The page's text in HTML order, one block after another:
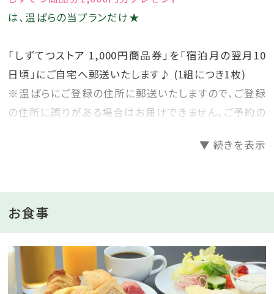
は、温ぱらの当プランだけ★
「しずてつストア 1,000円商品券」を「宿泊月の翌月10
日頃」にご自宅へ郵送いたします♪ (1組につき1枚)
※温ぱらにご登録の住所に郵送いたしますので、ご登録
の住所に誤りがある場合はお届けできません。ご予約の
日常生活においても、お得さを感じていただけたらと思
っております◎
◆◇◆期間限定×朝食無料プラン◆◇◆
▼ 続きを表示
お食事